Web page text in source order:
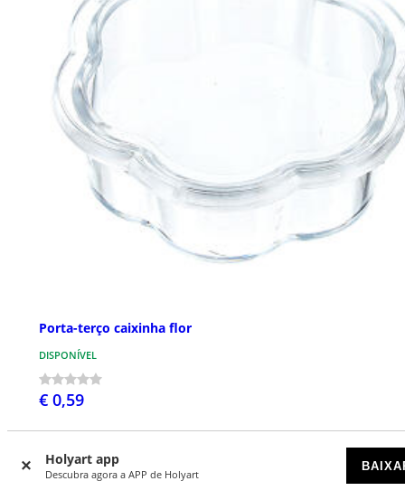
Holyart app
Descubra agora a APP de Holyart
Porta-terço caixinha flor
DISPONÍVEL
€ 0,59